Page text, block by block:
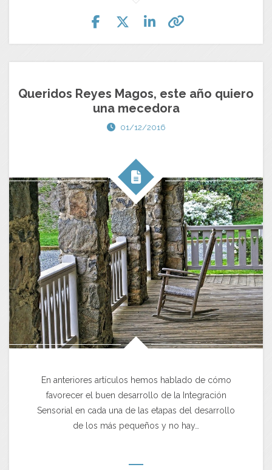
Queridos Reyes Magos, este año quiero
una mecedora
01/12/2016
En anteriores artículos hemos hablado de cómo
favorecer el buen desarrollo de la Integración
Sensorial en cada una de las etapas del desarrollo
de los más pequeños y no hay…